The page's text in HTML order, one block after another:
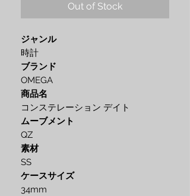
Out of Stock
ジャンル
時計
ブランド
OMEGA
商品名
コンステレーション デイト
ムーブメント
QZ
素材
SS
ケースサイズ
34mm